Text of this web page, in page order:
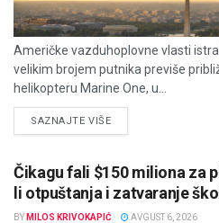
Američke vazduhoplovne vlasti
velikim brojem putnika previše
helikopteru Marine One, u...
SAZNAJTE VIŠEDETAILS
Čikagu fali $150 miliona za
li otpuštanja i zatvaranje
BY MILOS KRIVOKAPIĆ AVGUST 6, 2026